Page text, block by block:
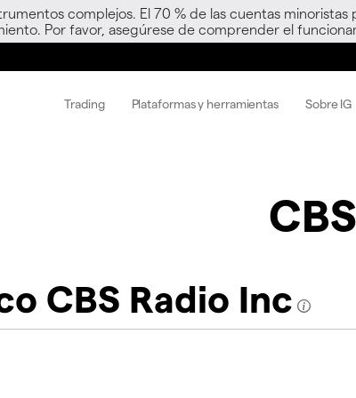
complejos. El 70 % de las cuentas
Por favor, asegúrese de comprender el
Trading Plataformas y herramientas Sobre IG
CBS Radio Inc